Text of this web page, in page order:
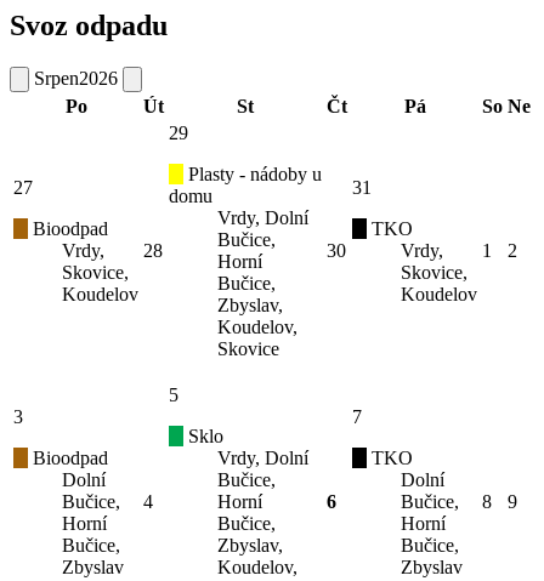
Svoz odpadu
Srpen2026
Po
Út St Čt Pá So Ne
27
Bioodpad
Vrdy,
Skovice,
Koudelov
28
29
Plasty - nádoby u
domu
Vrdy, Dolní
Bučice,
Horní
Bučice,
Zbyslav,
Koudelov,
Skovice
30
31
TKO
Vrdy,
Skovice,
Koudelov
1 2
3
Bioodpad
Dolní
Bučice,
Horní
Bučice,
Zbyslav
4
5
Sklo
Vrdy, Dolní
Bučice,
Horní
Bučice,
Zbyslav,
Koudelov,
6
7
TKO
Dolní
Bučice,
Horní
Bučice,
Zbyslav
8 9